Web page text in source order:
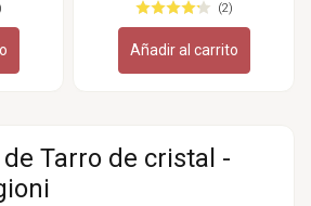
(2)
Añadir al carrito
Tarro de cristal -